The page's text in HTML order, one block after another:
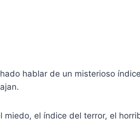
hablar de un misterioso
miedo, el índice del terror, el